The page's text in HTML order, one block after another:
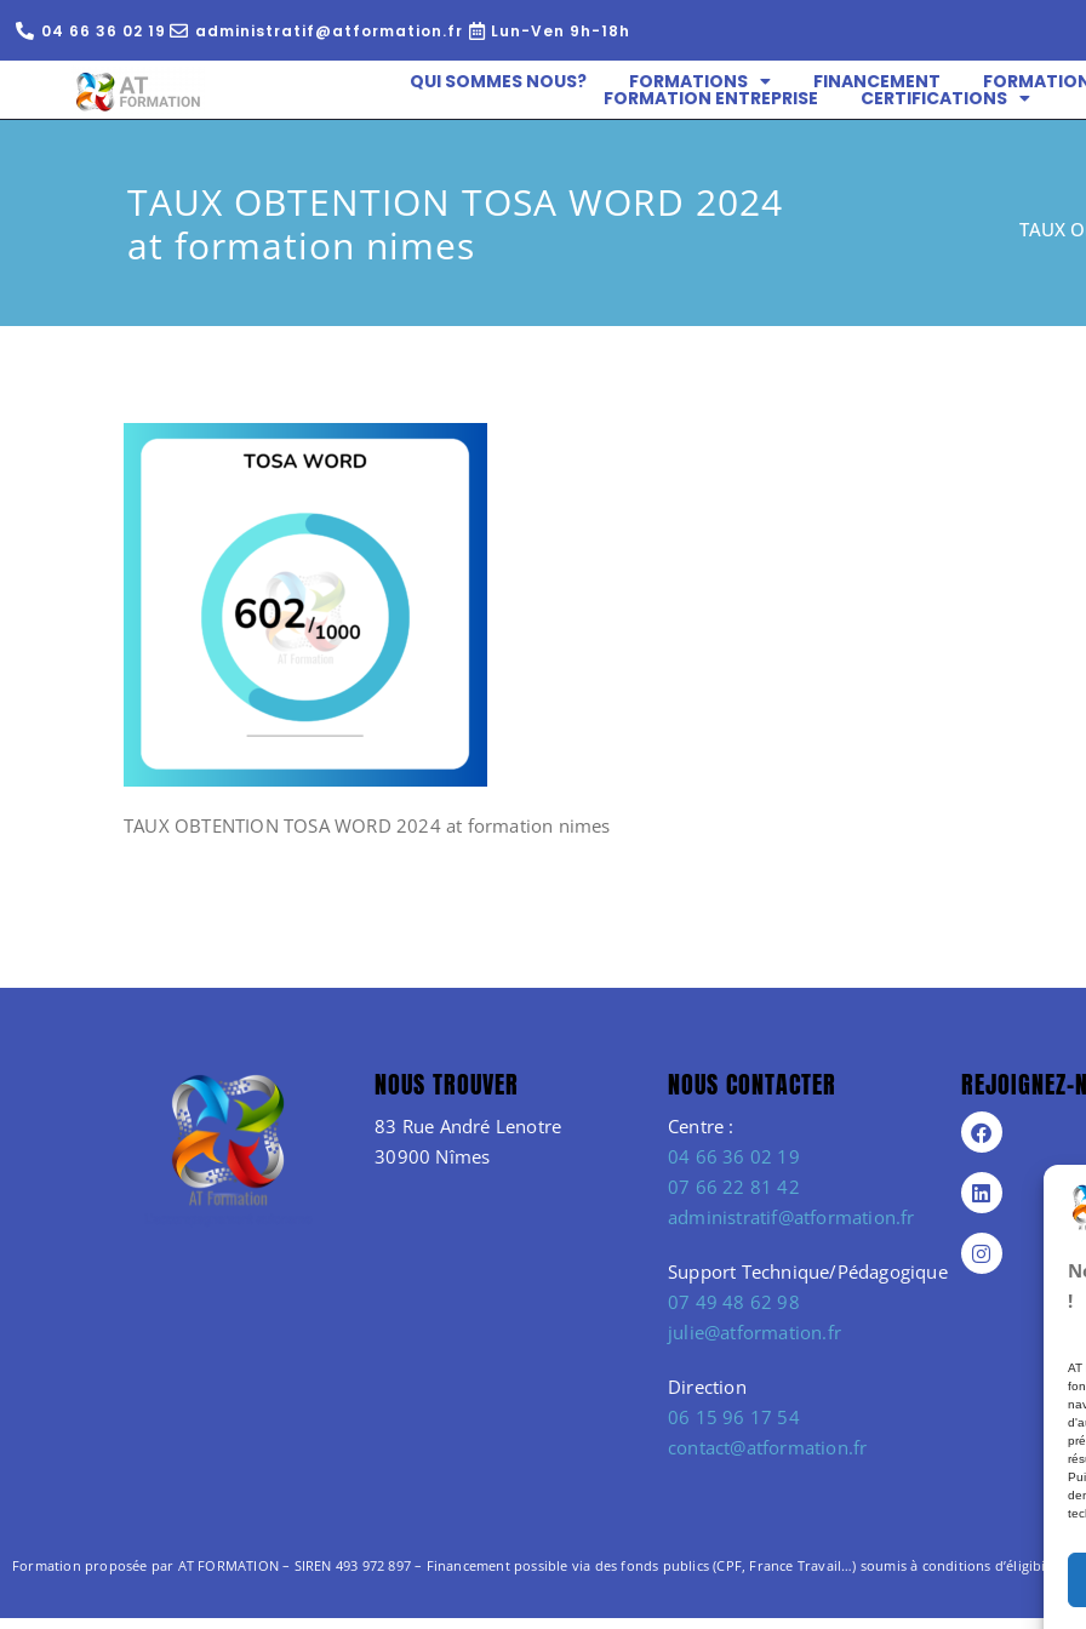
!
AT
04 66 36 02 19 administratif@atformation.fr Lun-Ven 9h-18h
QUI SOMMES NOUS? FORMATIONS FINANCEMENT
FORMATION ENTREPRISE CERTIFICATIONS
TAUX OBTENTION TOSA WORD 2024
at formation nimes
TAUX
TAUX OBTENTION TOSA WORD 2024 at formation nimes
NOUS TROUVER
83 Rue André Lenotre
30900 Nîmes
NOUS CONTACTER
Centre :
04 66 36 02 19
07 66 22 81 42
administratif@atformation.fr
Support Technique/Pédagogique
07 49 48 62 98
julie@atformation.fr
Direction
06 15 96 17 54
contact@atformation.fr
REJOIGNEZ-
Formation proposée par AT FORMATION – SIREN 493 972 897 – Financement possible via des fonds publics (CPF, France Travail…) soumis à conditions d’éligibilité. –